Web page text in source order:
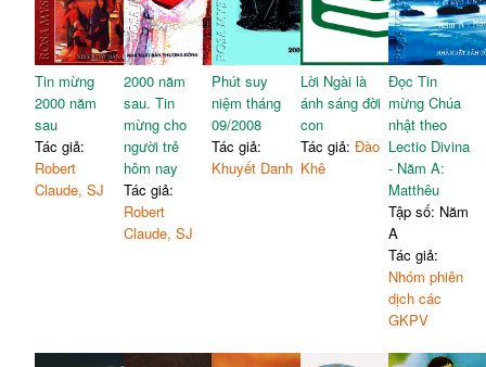
Tin mừng
2000 năm
sau
Tác giả:
Robert
Claude, SJ
2000 năm
sau. Tin
mừng cho
người trẻ
hôm nay
Tác giả:
Robert
Claude, SJ
Phút suy
niệm tháng
09/2008
Tác giả:
Khuyết Danh
Lời Ngài là
ánh sáng đời
con
Tác giả: Đào
Khê
Đọc Tin
mừng Chúa
nhật theo
Lectio Divina
- Năm A:
Matthêu
Tập số: Năm
A
Tác giả:
Nhóm phiên
dịch các
GKPV